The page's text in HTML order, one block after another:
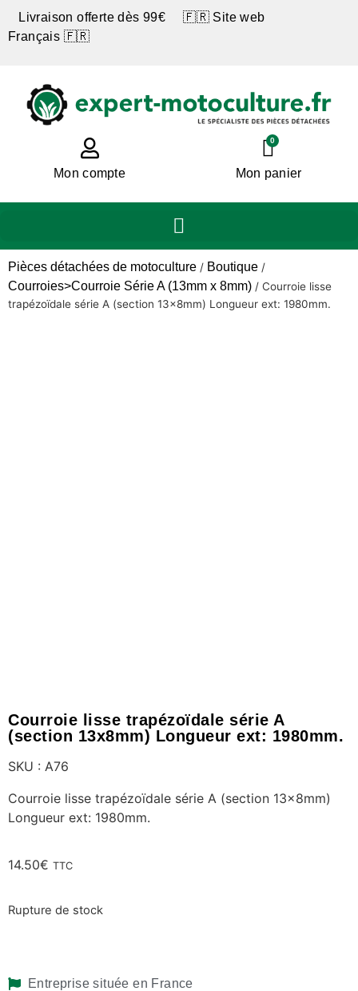
Livraison offerte dès 99€ 🇫🇷 Site web
Français 🇫🇷
Mon compte
0
Mon panier
Pièces détachées de motoculture / Boutique /
Courroies>Courroie Série A (13mm x 8mm) / Courroie lisse
trapézoïdale série A (section 13x8mm) Longueur ext: 1980mm.
Courroie lisse trapézoïdale série A
(section 13x8mm) Longueur ext: 1980mm.
SKU : A76
Courroie lisse trapézoïdale série A (section 13x8mm)
Longueur ext: 1980mm.
14.50€ TTC
Rupture de stock
Entreprise située en France